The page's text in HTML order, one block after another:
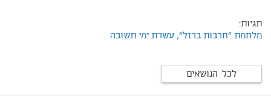
תגיות:
מלחמת "חרבות ברזל", עשרת ימי תשובה
לכל הנושאים